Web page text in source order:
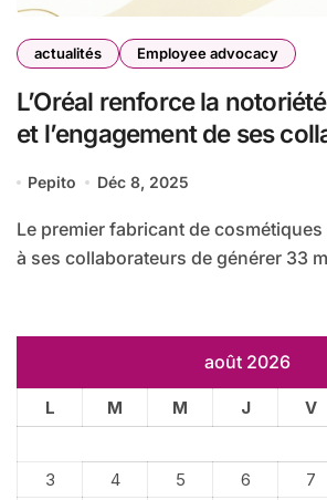
actualités Employee advocacy
L’Oréal renforce la
et l’engagement de ses
Advocacy
Pepito Déc 8, 2025
Le premier fabricant de cosmétiques au monde permet
à ses collaborateurs de générer 33
août 2026
L M M J V
3
4 5 6 7